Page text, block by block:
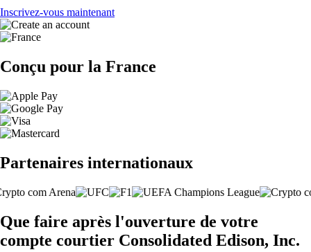
Inscrivez-vous maintenant
Conçu pour la France
Partenaires internationaux
Que faire après l'ouverture de votre
compte courtier Consolidated Edison, Inc.